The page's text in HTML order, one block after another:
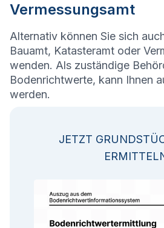
Vermessungsamt
Alternativ können Sie sich
Bauamt, Katasteramt oder
wenden. Als zuständige
Bodenrichtwerte, kann Ihnen
werden.
JETZT